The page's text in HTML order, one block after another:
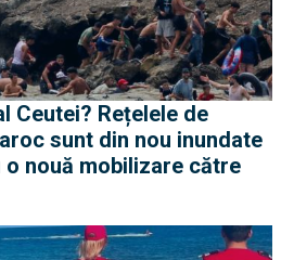
Ceutei? Rețelele de
sunt din nou inundate
o nouă mobilizare către